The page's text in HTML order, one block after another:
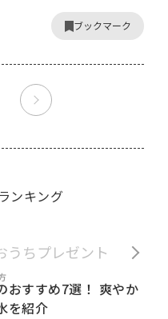
ブックマーク
ンキング
うち プレゼント
おすすめ7選！ 爽やか
を紹介